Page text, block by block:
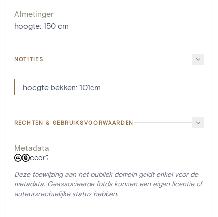
Afmetingen
hoogte: 150 cm
NOTITIES
hoogte bekken: 101cm
RECHTEN & GEBRUIKSVOORWAARDEN
Metadata
CC0
Deze toewijzing aan het publiek domein geldt enkel voor de
metadata. Geassocieerde foto's kunnen een eigen licentie of
auteursrechtelijke status hebben.